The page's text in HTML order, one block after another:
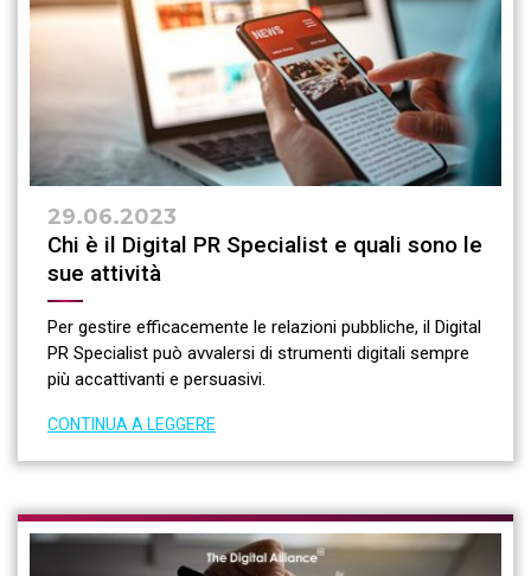
29.06.2023
Chi è il Digital PR Specialist e quali sono le
sue attività
Per gestire efficacemente le relazioni pubbliche, il Digital
PR Specialist può avvalersi di strumenti digitali sempre
più accattivanti e persuasivi.
CONTINUA A LEGGERE